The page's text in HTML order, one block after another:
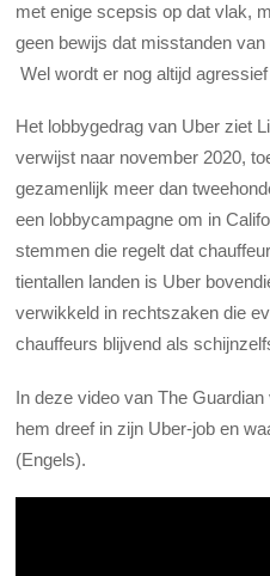
met enige scepsis op dat vlak,
geen bewijs dat misstanden
Wel wordt er nog altijd agressief
Het lobbygedrag van Uber ziet
verwijst naar november 2020,
gezamenlijk meer dan
een lobbycampagne om in
stemmen die regelt dat
tientallen landen is Uber
verwikkeld in rechtszaken die
chauffeurs blijvend als
In deze video van The
hem dreef in zijn Uber-job en
(Engels).